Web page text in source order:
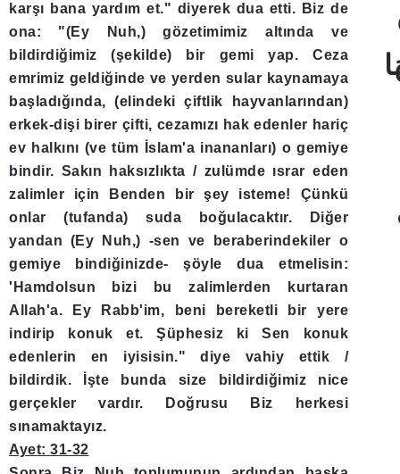
karşı bana yardım et." diyerek dua etti. Biz de
ona: "(Ey Nuh,) gözetimimiz altında ve
bildirdiğimiz (şekilde) bir gemi yap. Ceza
emrimiz geldiğinde ve yerden sular kaynamaya
başladığında, (elindeki çiftlik hayvanlarından)
erkek-dişi birer çifti, cezamızı hak edenler hariç
ev halkını (ve tüm İslam'a inananları) o gemiye
bindir. Sakın haksızlıkta / zulümde ısrar eden
zalimler için Benden bir şey isteme! Çünkü
onlar (tufanda) suda boğulacaktır. Diğer
yandan (Ey Nuh,) -sen ve beraberindekiler o
gemiye bindiğinizde- şöyle dua etmelisin:
'Hamdolsun bizi bu zalimlerden kurtaran
Allah'a. Ey Rabb'im, beni bereketli bir yere
indirip konuk et. Şüphesiz ki Sen konuk
edenlerin en iyisisin." diye vahiy ettik /
bildirdik. İşte bunda size bildirdiğimiz nice
gerçekler vardır. Doğrusu Biz herkesi
sınamaktayız.
Ayet: 31-32